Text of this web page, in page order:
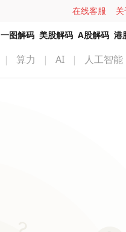
在线客服
一图解码 美股解码 A股解码 港
| 算力 | AI | 人工智能